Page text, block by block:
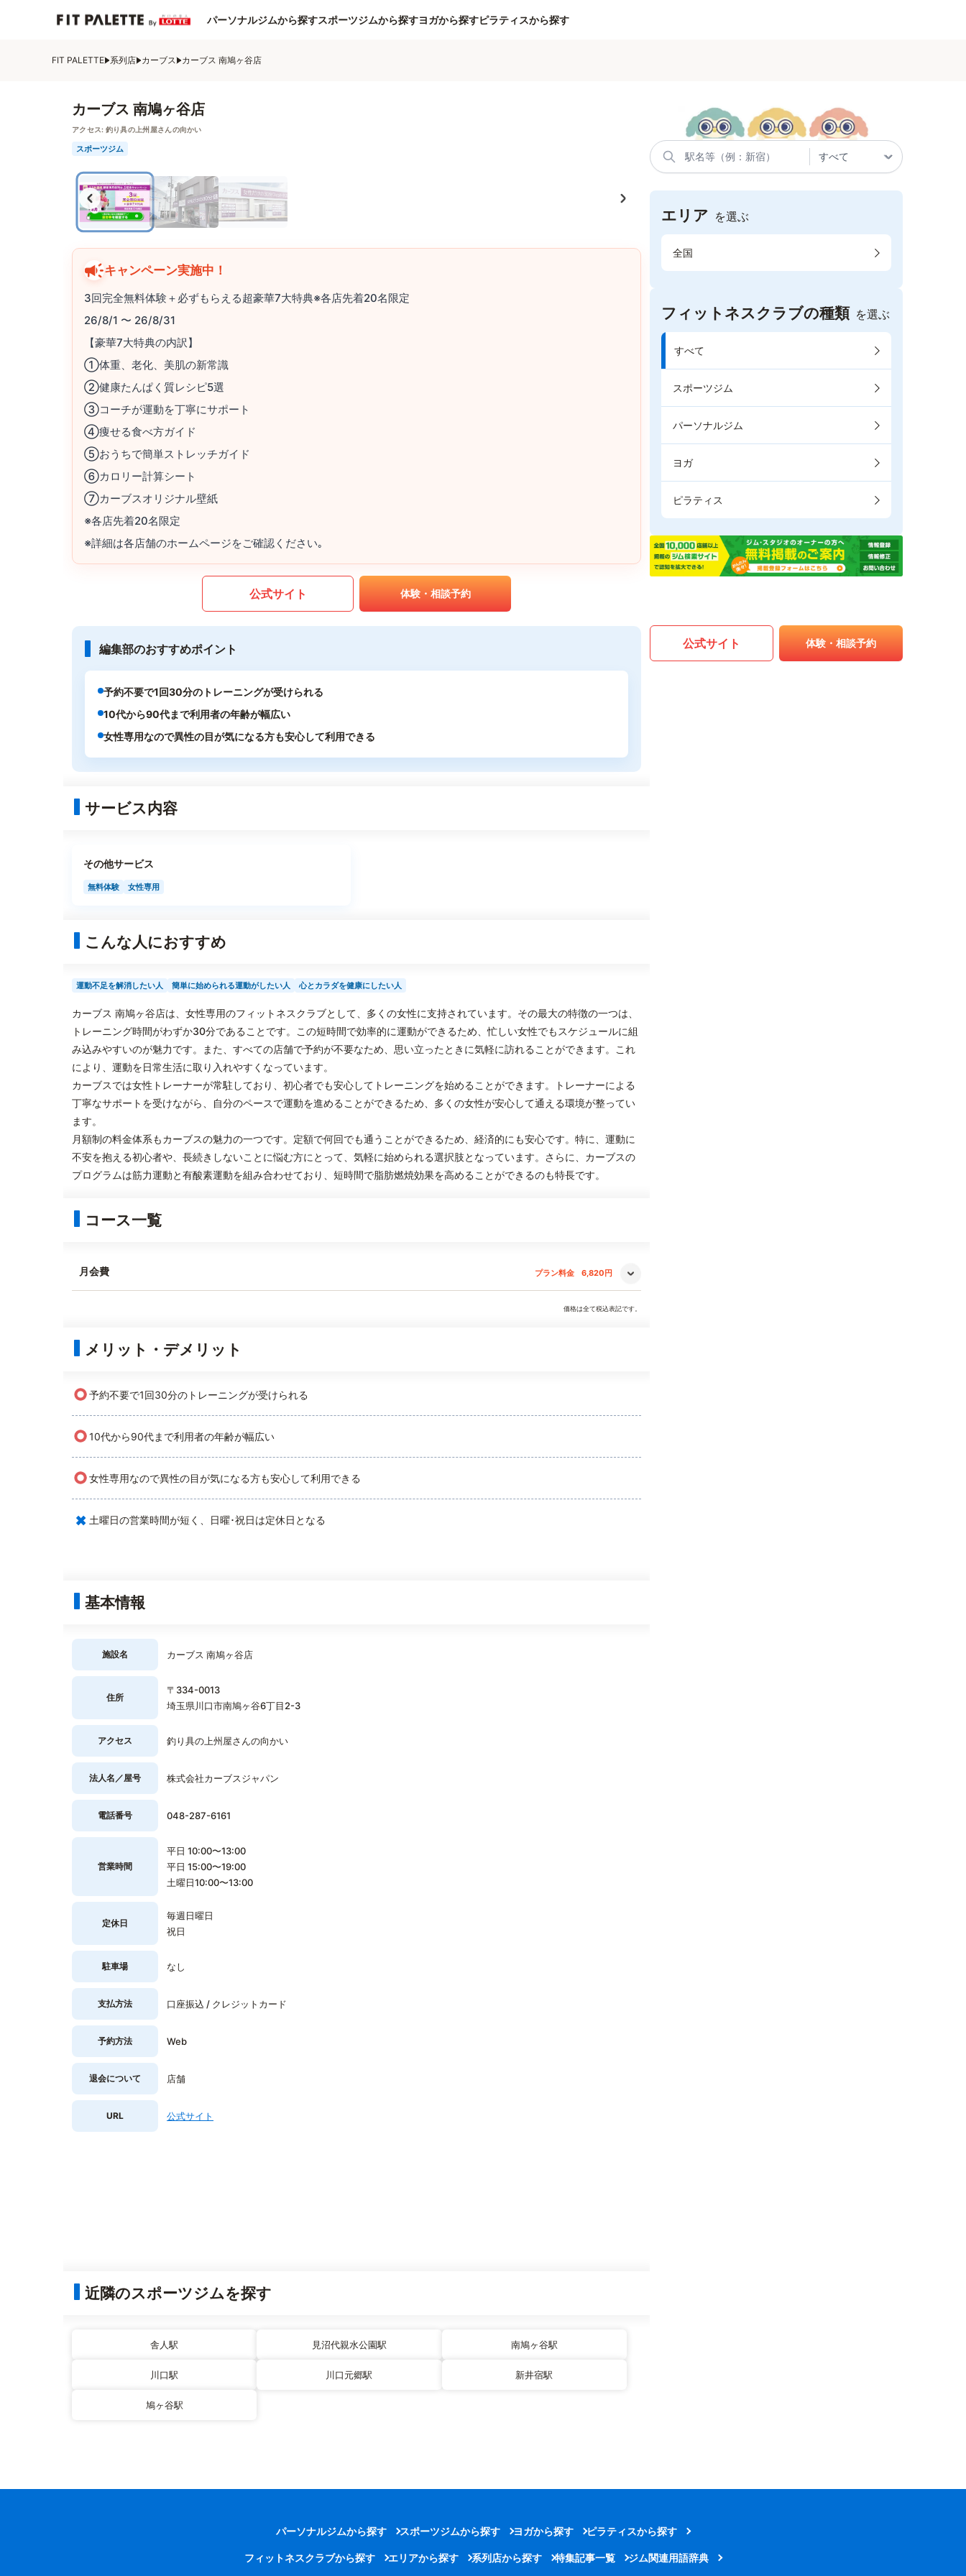
パーソナルジムから探すスポーツジムから探すヨガから探すピラティスから探す
FIT PALETTE 系列店 カーブス カーブス 南鳩ヶ谷店
カーブス 南鳩ヶ谷店
アクセス: 釣り具の上州屋さんの向かい
スポーツジム
キャンペーン実施中！
3回完全無料体験＋必ずもらえる超豪華7大特典※各店先着20名限定
26/8/1 〜 26/8/31
【豪華7大特典の内訳】
①体重、老化、美肌の新常識
②健康たんぱく質レシピ5選
③コーチが運動を丁寧にサポート
④痩せる食べ方ガイド
⑤おうちで簡単ストレッチガイド
⑥カロリー計算シート
⑦カーブスオリジナル壁紙
※各店先着20名限定
※詳細は各店舗のホームページをご確認ください｡
公式サイト 体験・相談予約
編集部のおすすめポイント
予約不要で1回30分のトレーニングが受けられる
10代から90代まで利用者の年齢が幅広い
女性専用なので異性の目が気になる方も安心して利用できる
サービス内容
その他サービス
無料体験 女性専用
こんな人におすすめ
運動不足を解消したい人 簡単に始められる運動がしたい人 心とカラダを健康にしたい人
カーブス 南鳩ヶ谷店は、女性専用のフィットネスクラブとして、多くの女性に支持されています。その最大の特徴の一つは、
トレーニング時間がわずか30分であることです。この短時間で効率的に運動ができるため、忙しい女性でもスケジュールに組
み込みやすいのが魅力です。また、すべての店舗で予約が不要なため、思い立ったときに気軽に訪れることができます。これ
により、運動を日常生活に取り入れやすくなっています。
カーブスでは女性トレーナーが常駐しており、初心者でも安心してトレーニングを始めることができます。トレーナーによる
丁寧なサポートを受けながら、自分のペースで運動を進めることができるため、多くの女性が安心して通える環境が整ってい
ます。
月額制の料金体系もカーブスの魅力の一つです。定額で何回でも通うことができるため、経済的にも安心です。特に、運動に
不安を抱える初心者や、長続きしないことに悩む方にとって、気軽に始められる選択肢となっています。さらに、カーブスの
プログラムは筋力運動と有酸素運動を組み合わせており、短時間で脂肪燃焼効果を高めることができるのも特長です。
コース一覧
月会費 プラン料金 6,820円
価格は全て税込表記です。
メリット・デメリット
○予約不要で1回30分のトレーニングが受けられる
○10代から90代まで利用者の年齢が幅広い
○女性専用なので異性の目が気になる方も安心して利用できる
× 土曜日の営業時間が短く、日曜･祝日は定休日となる
基本情報
施設名 カーブス 南鳩ヶ谷店
住所
〒334-0013
埼玉県川口市南鳩ヶ谷6丁目2-3
アクセス 釣り具の上州屋さんの向かい
法人名／屋号 株式会社カーブスジャパン
電話番号 048-287-6161
営業時間
平日 10:00〜13:00
平日 15:00〜19:00
土曜日10:00〜13:00
定休日
毎週日曜日
祝日
駐車場 なし
支払方法 口座振込 / クレジットカード
予約方法 Web
退会について 店舗
URL 公式サイト
近隣のスポーツジムを探す
舎人駅 見沼代親水公園駅 南鳩ヶ谷駅
川口駅 川口元郷駅 新井宿駅
鳩ヶ谷駅
エリア を選ぶ
全国
フィットネスクラブの種類 を選ぶ
すべて
スポーツジム
パーソナルジム
ヨガ
ピラティス
公式サイト 体験・相談予約
パーソナルジムから探す スポーツジムから探す ヨガから探す ピラティスから探す
フィットネスクラブから探す エリアから探す 系列店から探す 特集記事一覧 ジム関連用語辞典